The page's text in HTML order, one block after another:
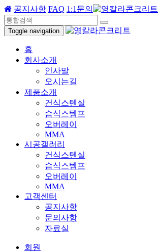
공지사항 FAQ 1:1문의
Toggle navigation
홈
회사소개
인사말
오시는길
제품소개
건식스텐실
습식스템프
오버레이
MMA
시공갤러리
건식스텐실
습식스템프
오버레이
MMA
고객센터
공지사항
문의사항
자료실
회원